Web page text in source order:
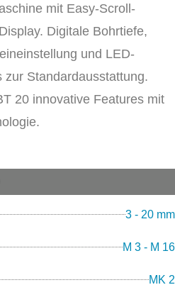
mit Easy-Scroll-
Digitale Bohrtiefe,
und LED-
zur Standardausstattung.
20 innovative Features mit
3 - 20 mm
M 3 - M 16
MK 2